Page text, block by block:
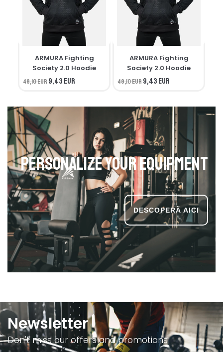
ARMURA Fighting
Society 2.0 Hoodie
48,10 EUR9,43 EUR
ARMURA Fighting
Society 2.0 Hoodie
48,10 EUR9,43 EUR
Personalize your equipment
Newsletter
Don't miss our offers and promotions